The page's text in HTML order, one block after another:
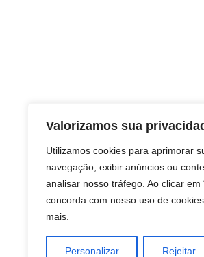
Valorizamos sua
Utilizamos cookies para aprimorar
navegação, exibir anúncios ou
analisar nosso tráfego. Ao clicar em
concorda com nosso uso de cookies.
mais.
Personalizar Rejeitar